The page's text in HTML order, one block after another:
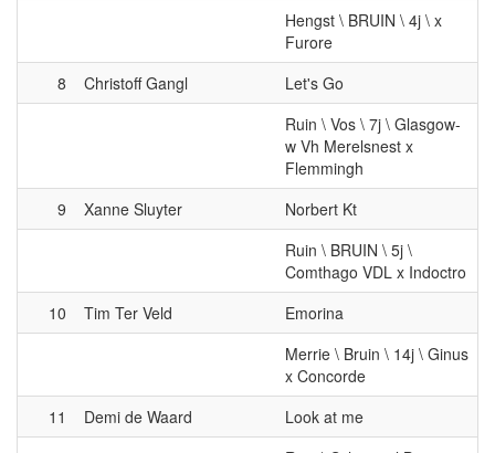
Hengst \ BRUIN \ 4j \ x
Furore
8
Christoff Gangl
Let's Go
Ruin \ Vos \ 7j \ Glasgow-
w Vh Merelsnest x
Flemmingh
9
Xanne Sluyter
Norbert Kt
Ruin \ BRUIN \ 5j \
Comthago VDL x Indoctro
10
Tim Ter Veld
Emorina
Merrie \ Bruin \ 14j \ Ginus
x Concorde
11
Demi de Waard
Look at me